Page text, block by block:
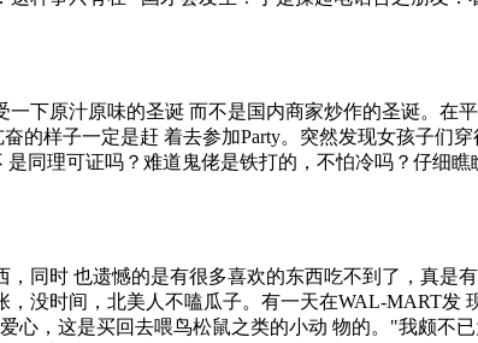
原汁原味的圣诞 而不是国内商家炒作的圣诞。在
的样子一定是赶 着去参加Party。突然发现女孩子们
同理可证吗？难道鬼佬是铁打的，不怕冷吗？仔细
时 也遗憾的是有很多喜欢的东西吃不到了，真是
没时间，北美人不嗑瓜子。有一天在WAL-MART发
心，这是买回去喂鸟松鼠之类的小动 物的。"我颇不